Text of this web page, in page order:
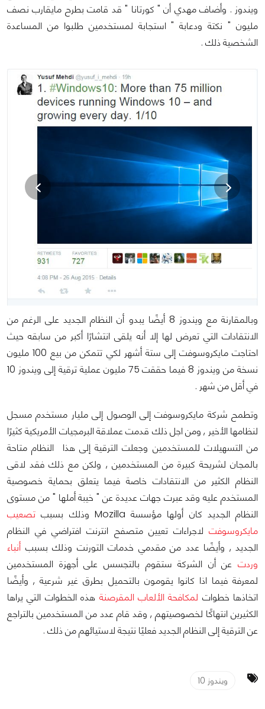
ويندوز . وأضاف مهدي أن " كورتانا " قد قامت بطرح مايقارب نصف
مليون " نكتة ودعابة " استجابة لمستخدمين طلبوا من المساعدة
الشخصية ذلك .
وبالمقارنة مع ويندوز 8 أيضًا يبدو أن النظام الجديد على الرغم من
الانتقادات التي تعرض لها إلا أنه يلقى انتشارًا أكبر من سابقه حيث
احتاجت مايكروسوفت إلى ستة أشهر لكي تتمكن من بيع 100 مليون
نسخة من ويندوز 8 فيما حققت 75 مليون عملية ترقية إلى ويندوز 10
في أقل من شهر .
وتطمح شركة مايكروسوفت إلى الوصول إلى مليار مستخدم مسجل
لنظامها الأخير , ومن اجل ذلك قدمت عملاقة البرمجيات الأمريكية كثيرًا
من التسهيلات للمستخدمين وجعلت الترقية إلى هذا النظام متاحة
بالمجان لشريحة كبيرة من المستخدمين , ولكن مع ذلك فقد لاقى
النظام الكثير من الانتقادات خاصة فيما يتعلق بحماية خصوصية
المستخدم عليه وقد عبرت جهات عديدة عن " خيبة أملها " من مستوى
النظام الجديد كان أولها مؤسسة Mozilla وذلك بسبب
تصعيب
مايكروسوفت لاجراءات تعيين متصفح انترنت افتراضي في النظام
الجديد , وأيضًا عدد من مقدمي خدمات التورنت وذلك بسبب أنباء
وردت عن أن الشركة ستقوم بالتجسس على أجهزة المستخدمين
لمعرفة فيما اذا كانوا يقومون بالتحميل بطرق غير شرعية , وأيضًا
اتخاذها خطوات لمكافحة الألعاب المقرصنة هذه الخطوات التي يراها
الكثيرين انتهاكًا لخصوصيتهم , وقد قام عدد من المستخدمين بالتراجع
عن الترقية إلى النظام الجديد فعليًا نتيجة لاستيائهم من ذلك .
ويندوز 10